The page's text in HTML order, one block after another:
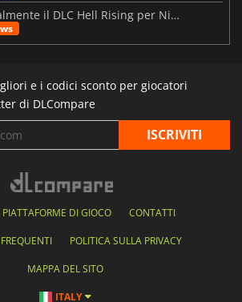
Annunciato ufficialmente il DLC Hell Rising per Nioh 3
e i codici sconto per giocatori
di DLCompare
PIATTAFORME DI GIOCO CONTATTI
POLITICA SULLA PRIVACY
MAPPA DEL SITO
ITALY